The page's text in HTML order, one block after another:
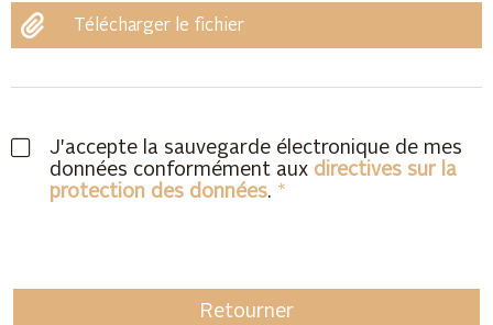
Télécharger le fichier
J'accepte la sauvegarde électronique de mes
données conformément aux directives sur la
protection des données.
Retourner